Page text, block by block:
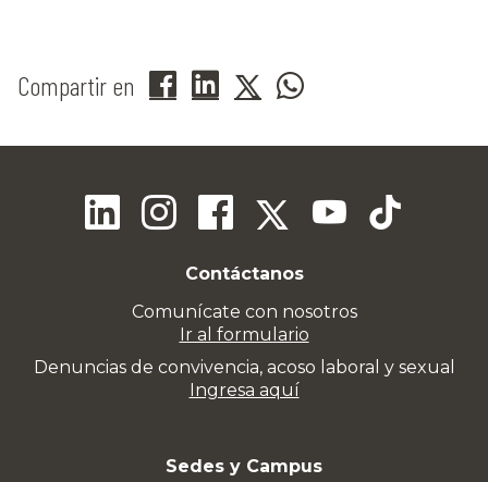
Compartir en
Contáctanos
Comunícate con nosotros
Ir al formulario
Denuncias de convivencia, acoso laboral y sexual
Ingresa aquí
Sedes y Campus